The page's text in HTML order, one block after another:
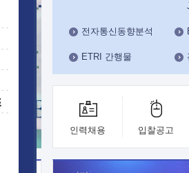
기획본부
사업화본부
행정본부
대외협력부
전자통신동향분석
ETRI 간행물
인력채용 입찰공고